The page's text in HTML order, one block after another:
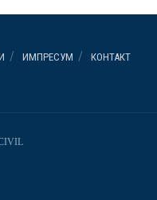
ИМПРЕСУМ КОНТАКТ